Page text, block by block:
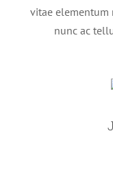
vitae elementum
nunc ac